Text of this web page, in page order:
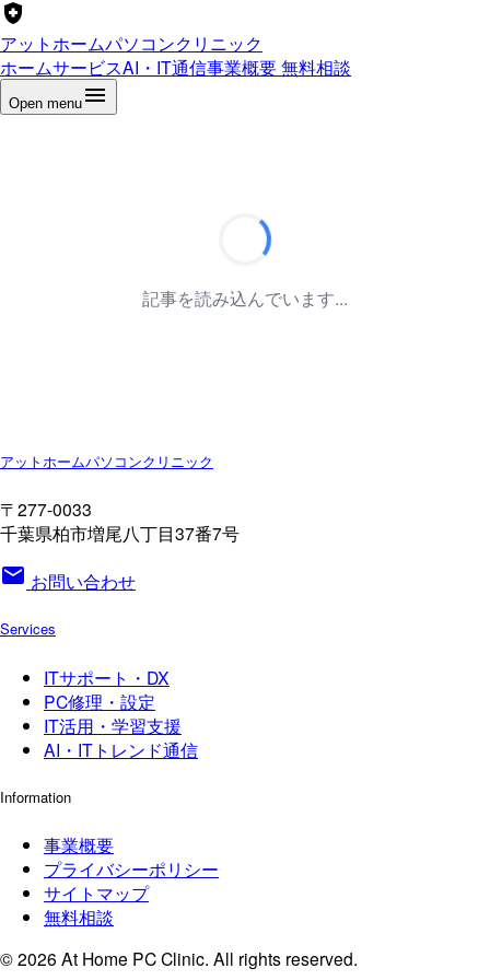
アットホームパソコンクリニック
ホームサービスAI・IT通信事業概要無料相談
Open menu
記事を読み込んでいます...
アットホームパソコンクリニック
〒277-0033
千葉県柏市増尾八丁目37番7号
mail お問い合わせ
Services
ITサポート・DX
PC修理・設定
IT活用・学習支援
AI・ITトレンド通信
Information
事業概要
プライバシーポリシー
サイトマップ
無料相談
© 2026 At Home PC Clinic. All rights reserved.